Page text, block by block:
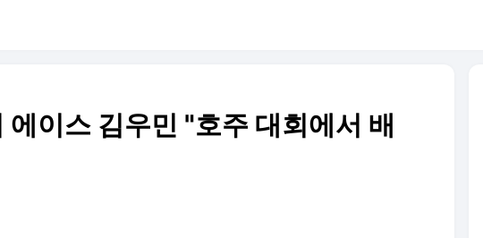
에이스 김우민 "호주 대회에서 배